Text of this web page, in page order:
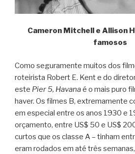
Cameron Mitchell e Allison
famosos
Como seguramente muitos dos
roteirista Robert E. Kent e do
este Pier 5, Havanaé o mais puro
haver. Os filmes B, extremamente
em especial entre os anos 1930 e
orçamento, entre US$ 50 e US$
curtos que os classe A – tinham
eram rodados em até três